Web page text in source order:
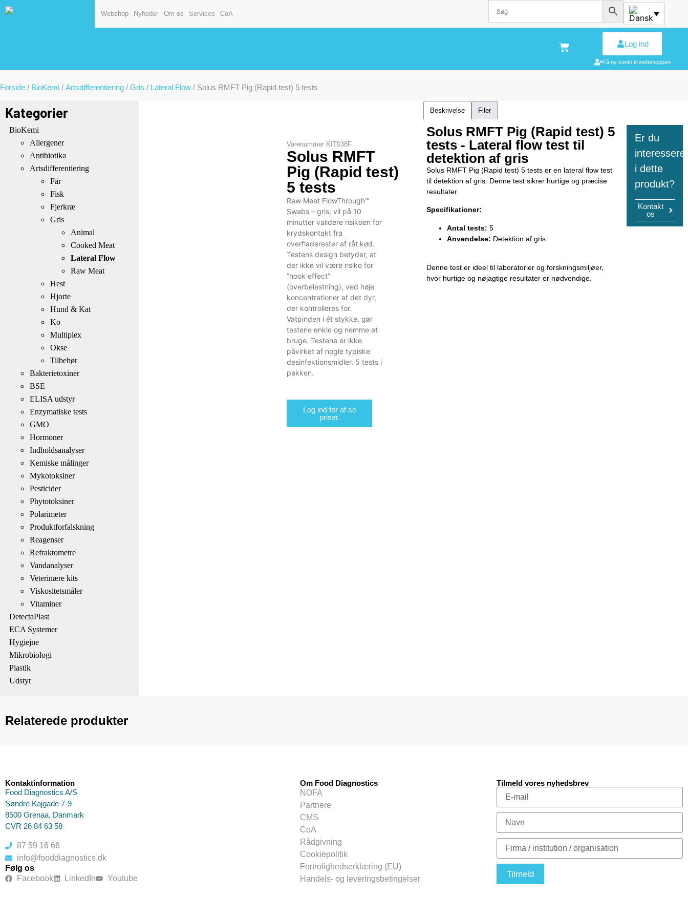
Webshop Nyheder Om os Services CoA
Log ind
Få ny konto til webshoppen
Forside / BioKemi / Artsdifferentiering / Gris / Lateral Flow / Solus RMFT Pig (Rapid test) 5 tests
Kategorier
BioKemi
Allergener
Antibiotika
Artsdifferentiering
Får
Fisk
Fjerkræ
Gris
Animal
Cooked Meat
Lateral Flow
Raw Meat
Hest
Hjorte
Hund & Kat
Ko
Multiplex
Okse
Tilbehør
Bakterietoxiner
BSE
ELISA udstyr
Enzymatiske tests
GMO
Hormoner
Indholdsanalyser
Kemiske målinger
Mykotoksiner
Pesticider
Phytotoksiner
Polarimeter
Produktforfalskning
Reagenser
Refraktometre
Vandanalyser
Veterinære kits
Viskositetsmåler
Vitaminer
DetectaPlast
ECA Systemer
Hygiejne
Mikrobiologi
Plastik
Udstyr
Varenummer KIT038F
Solus RMFT
Pig (Rapid test)
5 tests
Raw Meat FlowThrough™
Swabs – gris, vil på 10
minutter validere risikoen for
krydskontakt fra
overfladerester af råt kød.
Testens design betyder, at
der ikke vil være risiko for
”hook effect”
(overbelastning), ved høje
koncentrationer af det dyr,
der kontrolleres for.
Vatpinden i ét stykke, gør
testene enkle og nemme at
bruge. Testene er ikke
påvirket af nogle typiske
desinfektionsmidler. 5 tests i
pakken.
Log ind for at se
priser.
Beskrivelse Filer
Solus RMFT Pig (Rapid test) 5
tests - Lateral flow test til
detektion af gris
Solus RMFT Pig (Rapid test) 5 tests er en lateral flow test
til detektion af gris. Denne test sikrer hurtige og præcise
resultater.
Specifikationer:
Antal tests: 5
Anvendelse: Detektion af gris
Denne test er ideel til laboratorier og forskningsmiljøer,
hvor hurtige og nøjagtige resultater er nødvendige.
Er du
interesseret
i dette
produkt?
Kontakt
os
Relaterede produkter
Kontaktinformation
Food Diagnostics A/S
Søndre Kajgade 7-9
8500 Grenaa, Danmark
CVR 26 84 63 58
87 59 16 66
info@fooddiagnostics.dk
Følg os
Facebook
LinkedIn Youtube
Om Food Diagnostics
NOFA
Partnere
CMS
CoA
Rådgivning
Cookiepolitik
Fortrolighedserklæring (EU)
Handels- og leveringsbetingelser
Tilmeld vores nyhedsbrev
Tilmeld